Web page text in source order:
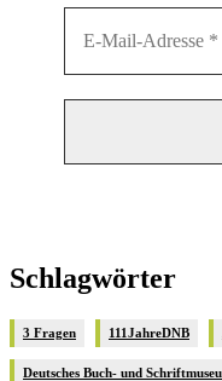
Schlagwörter
3 Fragen 111JahreDNB
Deutsches Buch- und